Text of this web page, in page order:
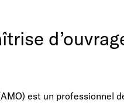
est un professionnel